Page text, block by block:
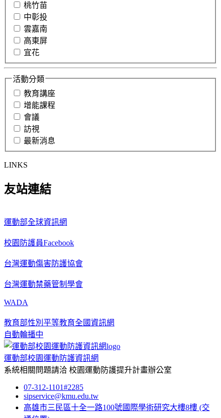
桃竹苗
中彰投
雲嘉南
高東屏
宜花
活動分類
教育講座
增能課程
會議
訪視
最新消息
LINKS
友站連結
運動部全球資訊網
校園防護員Facebook
台灣運動傷害防護協會
台灣運動禁藥管制學會
WADA
教育部性別平等教育全國資訊網
自動輪播中
運動部校園運動防護資訊網
系統相關問題請洽 校園運動防護提升計畫辦公室
07-312-1101#2285
sipservice@kmu.edu.tw
高雄市三民區十全一路100號國際學術研究大樓8樓 (交